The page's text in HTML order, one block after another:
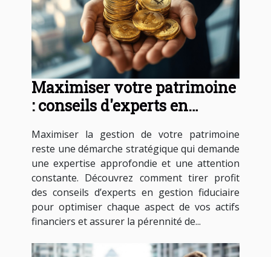
Maximiser votre patrimoine
: conseils d'experts en
Maximiser la gestion de votre patrimoine
reste une démarche stratégique qui demande
une expertise approfondie et une attention
constante. Découvrez comment tirer profit
des conseils d’experts en gestion fiduciaire
pour optimiser chaque aspect de vos actifs
financiers et assurer la pérennité de...